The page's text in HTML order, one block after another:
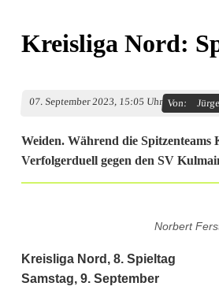
Kreisliga Nord:
07. September 2023, 15:05 Uhr Von:
Weiden. Während die
Verfolgerduell gegen den SV
e
Norbert
Kreisliga Nord, 8. Spieltag
Samstag, 9. September